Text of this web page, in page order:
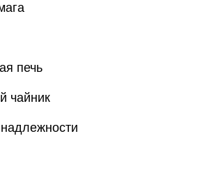
печь
чайник